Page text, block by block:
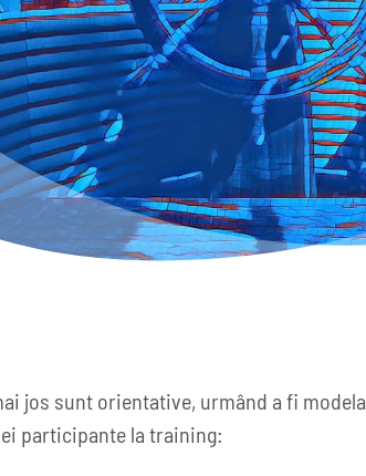
jos sunt orientative, urmând a fi
participante la training: